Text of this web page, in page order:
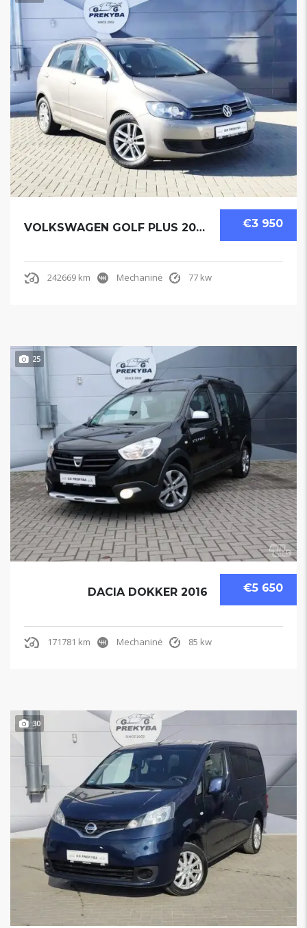
€3 950
VOLKSWAGEN GOLF PLUS 2009
242669 km Mechaninė 77 kw
25
€5 650
DACIA DOKKER 2016
171781 km Mechaninė 85 kw
30